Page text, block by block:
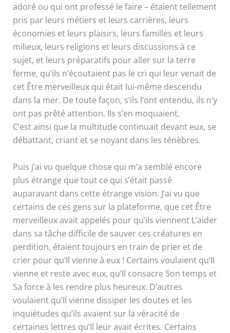
adoré ou qui ont professé le faire – étaient tellement
pris par leurs métiers et leurs carrières, leurs
économies et leurs plaisirs, leurs familles et leurs
milieux, leurs religions et leurs discussions à ce
sujet, et leurs préparatifs pour aller sur la terre
ferme, qu’ils n’écoutaient pas le cri qui leur venait de
cet Être merveilleux qui était lui-même descendu
dans la mer. De toute façon, s’ils l’ont entendu, ils n’y
ont pas prêté attention. Ils s’en moquaient.
C’est ainsi que la multitude continuait devant eux, se
débattant, criant et se noyant dans les ténèbres.
Puis j’ai vu quelque chose qui m’a semblé encore
plus étrange que tout ce qui s’était passé
auparavant dans cette étrange vision. J’ai vu que
certains de ces gens sur la plateforme, que cet Être
merveilleux avait appelés pour qu’ils viennent L’aider
dans sa tâche difficile de sauver ces créatures en
perdition, étaient toujours en train de prier et de
crier pour qu’Il vienne à eux ! Certains voulaient qu’Il
vienne et reste avec eux, qu’Il consacre Son temps et
Sa force à les rendre plus heureux. D’autres
voulaient qu’Il vienne dissiper les doutes et les
inquiétudes qu’ils avaient sur la véracité de
certaines lettres qu’Il leur avait écrites. Certains